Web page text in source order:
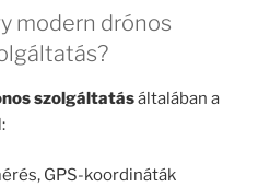
modern drónos
szolgáltatásáltalában a
GPS-koordináták